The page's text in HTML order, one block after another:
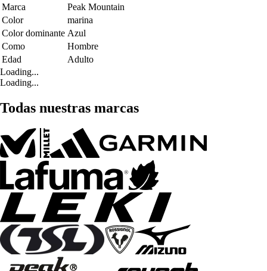
Marca
Peak Mountain
Color
marina
Color dominante Azul
Como
Hombre
Edad
Adulto
Loading...
Loading...
Todas nuestras marcas